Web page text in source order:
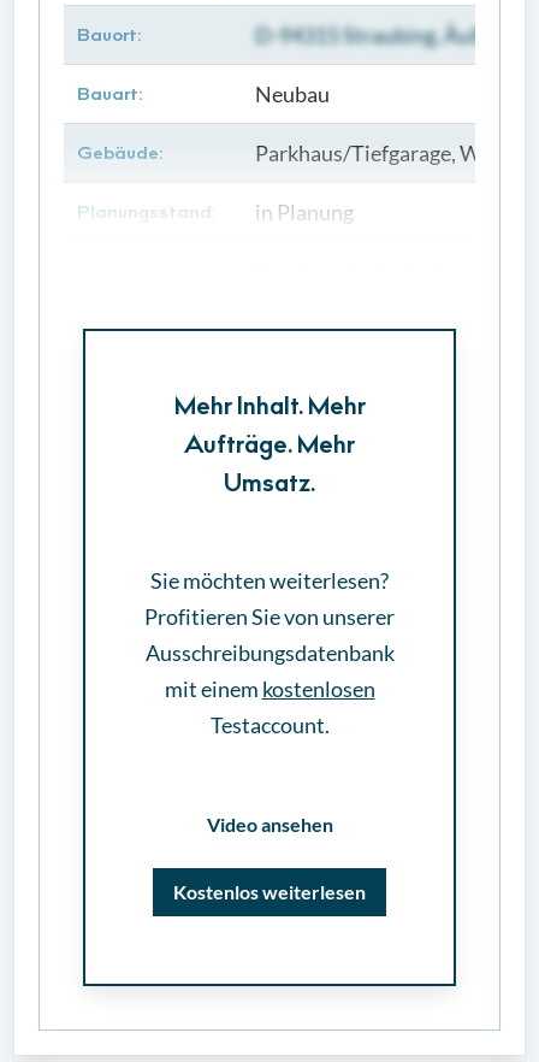
Bauort: D-94315 Straubing, Äußere
Bauart: Neubau
Gebäude: Parkhaus/Tiefgarage,
Planungsstand: in Planung
Mehr Inhalt. Mehr
Aufträge. Mehr
Umsatz.
Sie möchten weiterlesen?
Profitieren Sie von unserer
Ausschreibungsdatenbank
mit einem kostenlosen
Testaccount.
Video ansehen
Kostenlos weiterlesen